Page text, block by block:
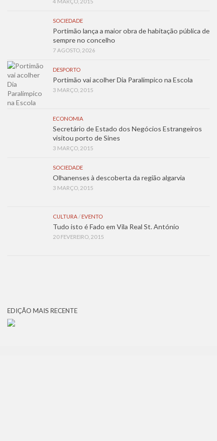
SOCIEDADE
Portimão lança a maior obra de habitação pública de
sempre no concelho
7 AGOSTO, 2026
DESPORTO
Portimão vai acolher Dia Paralímpico na Escola
3 MARÇO, 2015
ECONOMIA
Secretário de Estado dos Negócios Estrangeiros
visitou porto de Sines
3 MARÇO, 2015
SOCIEDADE
Olhanenses à descoberta da região algarvia
3 MARÇO, 2015
CULTURA/ EVENTO
Tudo isto é Fado em Vila Real St. António
20 FEVEREIRO, 2015
EDIÇÃO MAIS RECENTE